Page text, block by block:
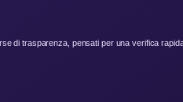
di trasparenza, pensati per una verifica